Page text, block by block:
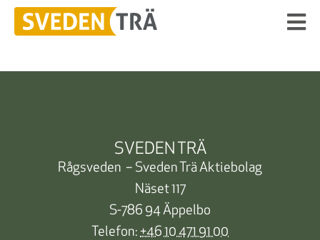
SVEDEN TRÄ
Rågsveden – Sveden Trä Aktiebolag
Näset 117
S-786 94 Äppelbo
Telefon: +46 10 471 91 00